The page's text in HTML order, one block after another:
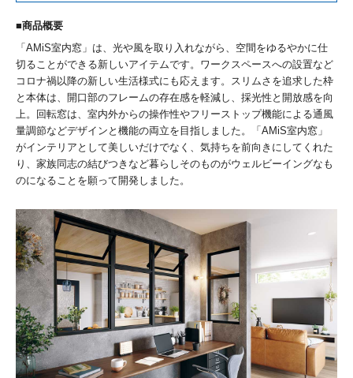
商品概要
「AMiS室内窓」は、光や風を取り入れながら、空間をゆるやかに仕
切ることができる新しいアイテムです。ワークスペースへの設置など
コロナ禍以降の新しい生活様式にも応えます。スリムさを追求した枠
と本体は、開口部のフレームの存在感を軽減し、採光性と開放感を向
上。回転窓は、室内外からの操作性やフリーストップ機能による通風
量調節などデザインと機能の両立を目指しました。「AMiS室内窓」
がインテリアとして美しいだけでなく、気持ちを前向きにしてくれた
り、家族同志の結びつきなど暮らしそのものがウェルビーイングなも
のになることを願って開発しました。